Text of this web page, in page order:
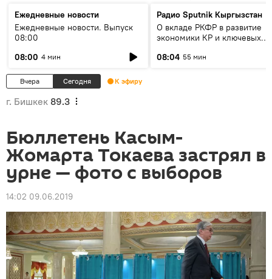
Ежедневные новости
Ежедневные новости. Выпуск
08:00
08:00 4 мин
Радио Sputnik Кыргызстан
О вкладе РКФР в развитие
экономики КР и ключевых
08:04 55 мин
Вчера Сегодня К эфиру
г. Бишкек 89.3
Бюллетень Касым-
Жомарта Токаева застрял в
урне — фото с выборов
14:02 09.06.2019